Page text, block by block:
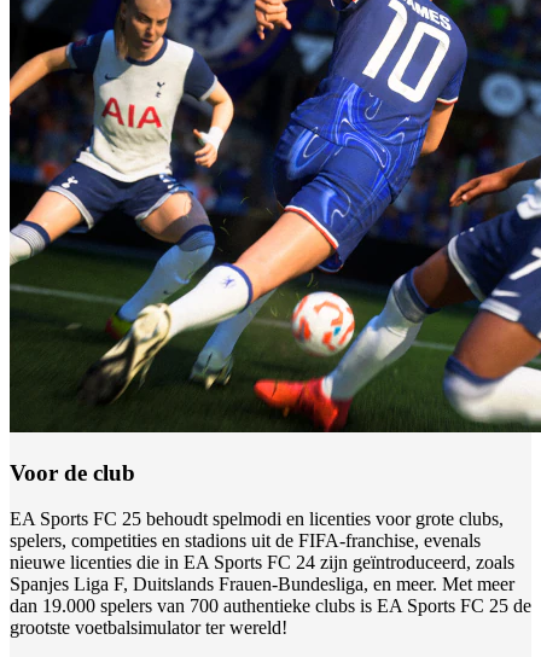
Voor de club
EA Sports FC 25 behoudt spelmodi en licenties voor grote clubs,
spelers, competities en stadions uit de FIFA-franchise, evenals
nieuwe licenties die in EA Sports FC 24 zijn geïntroduceerd, zoals
Spanjes Liga F, Duitslands Frauen-Bundesliga, en meer. Met meer
dan 19.000 spelers van 700 authentieke clubs is EA Sports FC 25 de
grootste voetbalsimulator ter wereld!